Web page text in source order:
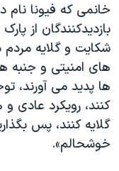
خانمی که فیونا نام
بازدیدکنندگان از
شکایت و گلایه مردم
های امنیتی و جنبه
ها پدید می آورند،
کنند، رویکرد
گلایه کنند، پس
خوشحالم».